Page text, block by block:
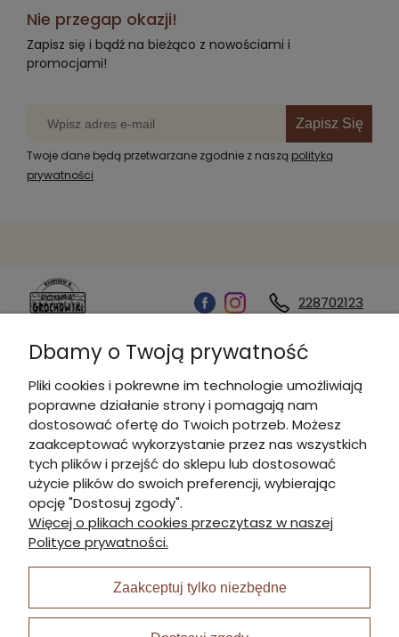
Nie przegap okazji!
Zapisz się i bądź na bieżąco z nowościami i
promocjami!
Zapisz Się
Twoje dane będą przetwarzane zgodnie z naszą polityką
prywatności
228702123
Kontakt
Informacje
Płatności i dostawa
Moje konto
I Nagroda w plabiscycie:
Dbamy o Twoją prywatność
Pliki cookies i pokrewne im technologie umożliwiają
poprawne działanie strony i pomagają nam
dostosować ofertę do Twoich potrzeb. Możesz
zaakceptować wykorzystanie przez nas wszystkich
tych plików i przejść do sklepu lub dostosować
użycie plików do swoich preferencji, wybierając
opcję "Dostosuj zgody".
Więcej o plikach cookies przeczytasz w naszej
Polityce prywatności.
Zaakceptuj tylko niezbędne